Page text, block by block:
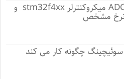
راه اندازی واحد ADC میکروکنترلر stm32f4xx و
نرخ مشخص
چگونه کار می کند